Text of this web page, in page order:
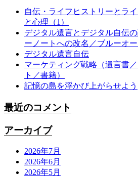
自伝・ライフヒストリーとラ
と心理（1）
デジタル遺言とデジタル自伝
ーノートへの改名／ブルーオ
デジタル遺言自伝
マーケティング戦略（遺言書
ト／書籍）
記憶の島を浮かび上がらせよう
最近のコメント
アーカイブ
2026年7月
2026年6月
2026年5月